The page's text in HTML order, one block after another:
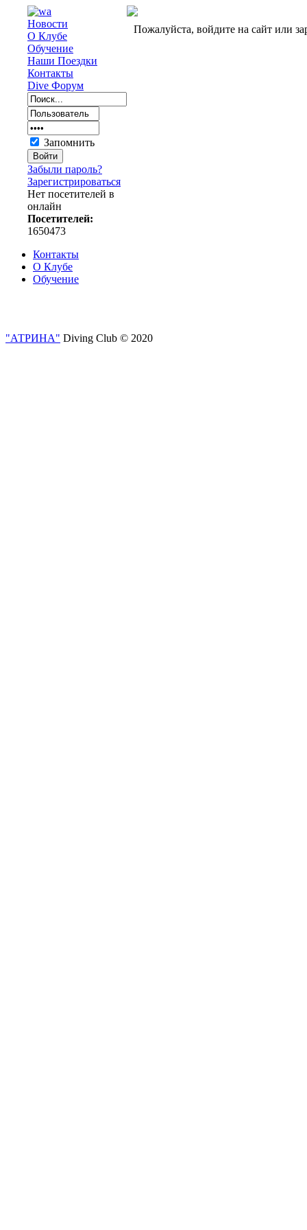
Новости
О Клубе
Обучение
Наши Поездки
Контакты
Dive Форум
Запомнить
Забыли пароль?
Зарегистрироваться
Нет посетителей в
онлайн
Посетителей:
1650473
Пожалуйста, войдите на сайт или
Контакты
О Клубе
Обучение
"АТРИНА" Diving Club © 2020